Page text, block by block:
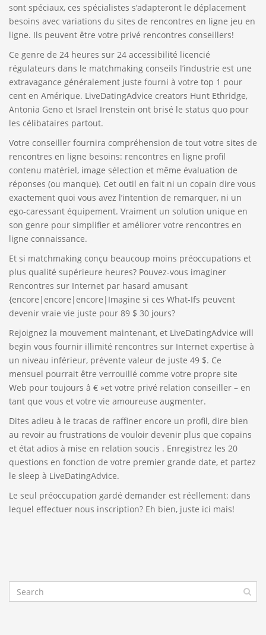
sont spéciaux, ces spécialistes s’adapteront le déplacement
besoins avec variations du sites de rencontres en ligne jeu en
ligne. Ils peuvent être votre privé rencontres conseillers!
Ce genre de 24 heures sur 24 accessibilité licencié
régulateurs dans le matchmaking conseils l’industrie est une
extravagance généralement juste fourni à votre top 1 pour
cent en Amérique. LiveDatingAdvice creators Hunt Ethridge,
Antonia Geno et Israel Irenstein ont brisé le status quo pour
les célibataires partout.
Votre conseiller fournira compréhension de tout votre sites de
rencontres en ligne besoins: rencontres en ligne profil
contenu matériel, image sélection et même évaluation de
réponses (ou manque). Cet outil en fait ni un copain dire vous
exactement quoi vous avez l’intention de remarquer, ni un
ego-caressant équipement. Vraiment un solution unique en
son genre pour simplifier et améliorer votre rencontres en
ligne connaissance.
Et si matchmaking conçu beaucoup moins préoccupations et
plus qualité supérieure heures? Pouvez-vous imaginer
Rencontres sur Internet par hasard amusant
{encore|encore|encore|Imagine si ces What-Ifs peuvent
devenir vraie vie juste pour 89 $ 30 jours?
Rejoignez la mouvement maintenant, et LiveDatingAdvice will
begin vous fournir illimité rencontres sur Internet expertise à
un niveau inférieur, prévente valeur de juste 49 $. Ce
mensuel pourrait être verrouillé comme votre propre site
Web pour toujours â € »et votre privé relation conseiller – en
tant que vous et votre vie amoureuse augmenter.
Dites adieu à le tracas de raffiner encore un profil, dire bien
au revoir au frustrations de vouloir devenir plus que copains
et état adios à mise en relation soucis . Enregistrez les 20
questions en fonction de votre premier grande date, et partez
le sleep à LiveDatingAdvice.
Le seul préoccupation gardé demander est réellement: dans
lequel effectuer nous inscription? Eh bien, juste ici mais!